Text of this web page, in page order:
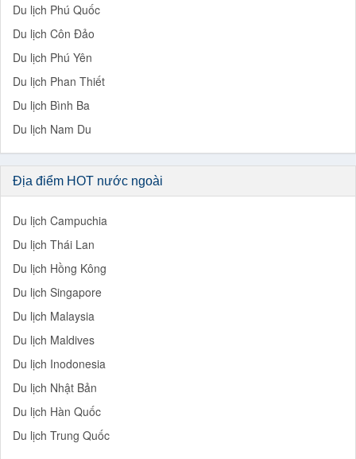
Du lịch Phú Quốc
Du lịch Côn Đảo
Du lịch Phú Yên
Du lịch Phan Thiết
Du lịch Bình Ba
Du lịch Nam Du
Địa điểm HOT nước ngoài
Du lịch Campuchia
Du lịch Thái Lan
Du lịch Hồng Kông
Du lịch Singapore
Du lịch Malaysia
Du lịch Maldives
Du lịch Inodonesia
Du lịch Nhật Bản
Du lịch Hàn Quốc
Du lịch Trung Quốc